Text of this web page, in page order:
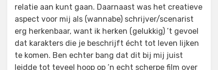
relatie aan kunt gaan. Daarnaast was het creatieve
aspect voor mij als (wannabe) schrijver/scenarist
erg herkenbaar, want ik herken (gelukkig) ’t gevoel
dat karakters die je beschrijft écht tot leven lijken
te komen. Ben echter bang dat dit bij mij juist
leidde tot teveel hoop op ’n echt scherpe film over